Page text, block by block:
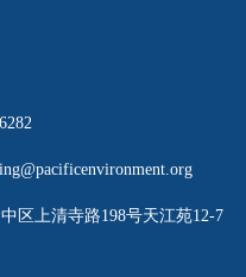
区上清寺路198号天江苑12-7